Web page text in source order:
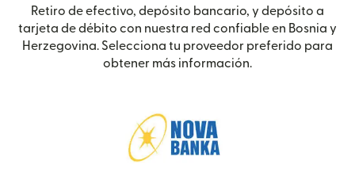
Retiro de efectivo, depósito bancario, y depósito a
tarjeta de débito con nuestra red confiable en Bosnia y
Herzegovina. Selecciona tu proveedor preferido para
obtener más información.